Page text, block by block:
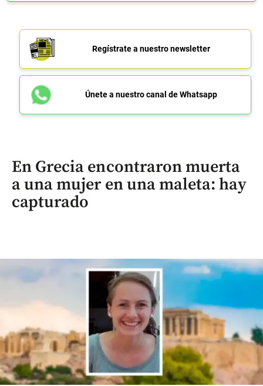
Regístrate a nuestro newsletter
Únete a nuestro canal de Whatsapp
En Grecia encontraron muerta
a una mujer en una maleta: hay
capturado